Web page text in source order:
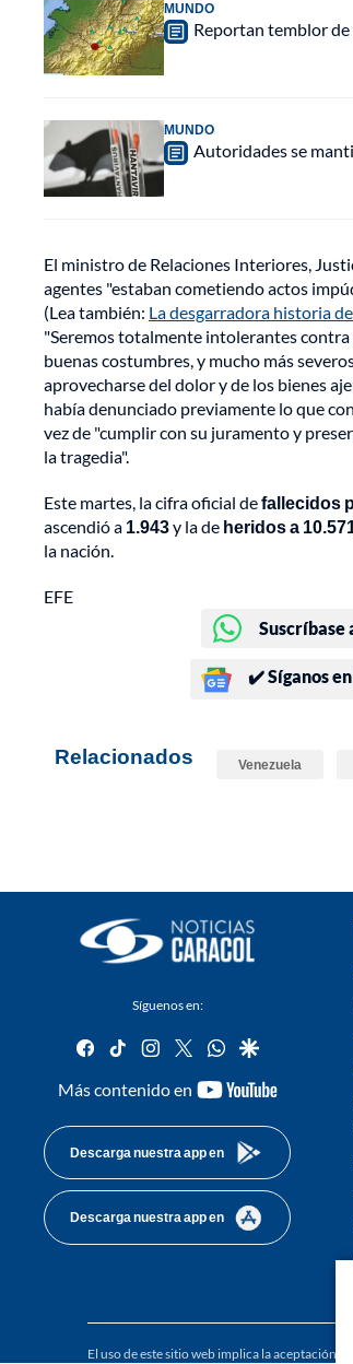
MUNDO
Reportan temblor
MUNDO
Autoridades se
El ministro de Relaciones Interiores,
agentes "estaban cometiendo actos
(Lea también: La desgarradora historia
"Seremos totalmente intolerantes contra
buenas costumbres, y mucho más
aprovecharse del dolor y de los bienes
había denunciado previamente lo que
vez de "cumplir con su juramento y
la tragedia".
Este martes, la cifra oficial defallecidos
ascendió a 1.943y la de heridos a
la nación.
EFE
Suscríbase
✔️ Síganos
Relacionados Venezuela
Síguenos en:
facebook
tiktok instagram
twitterwhatsapp
google
Más contenido en
youtube-
Descarga nuestra app en
Descarga nuestra app en
El uso de este sitio web implica la aceptación de